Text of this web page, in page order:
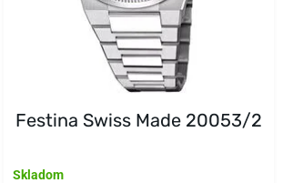
Festina Swiss Made 20053/2
Skladom